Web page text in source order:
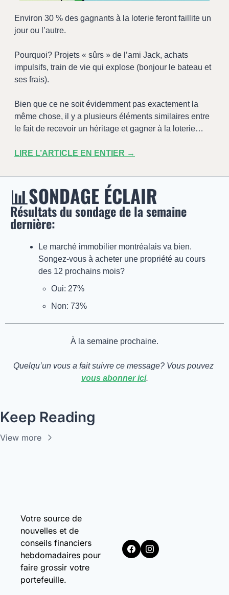
Environ 30 % des gagnants à la loterie feront faillite un
jour ou l’autre.
Pourquoi? Projets « sûrs » de l’ami Jack, achats
impulsifs, train de vie qui explose (bonjour le bateau et
ses frais).
Bien que ce ne soit évidemment pas exactement la
même chose, il y a plusieurs éléments similaires entre
le fait de recevoir un héritage et gagner à la loterie…
LIRE L’ARTICLE EN ENTIER →
📊SONDAGE ÉCLAIR
Résultats du sondage de la semaine
dernière:
Le marché immobilier montréalais va bien.
Songez-vous à acheter une propriété au cours
des 12 prochains mois?
Oui: 27%
Non: 73%
À la semaine prochaine.
vous abonner ici.
Keep Reading
View more
Votre source de
nouvelles et de
conseils financiers
hebdomadaires pour
faire grossir votre
portefeuille.